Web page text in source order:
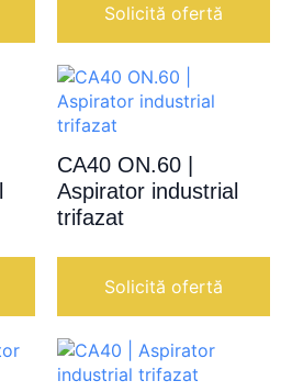
Solicită ofertă
CA40 ON.60 |
Aspirator industrial
trifazat
Solicită ofertă